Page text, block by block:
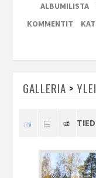
ALBUMILISTA
KOMMENTIT
GALLERIA >